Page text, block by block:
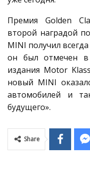
Премия Golden
второй наградой
MINI получил
он был отмечен в
издания Motor
новый MINI
автомобилей и
будущего».
Share